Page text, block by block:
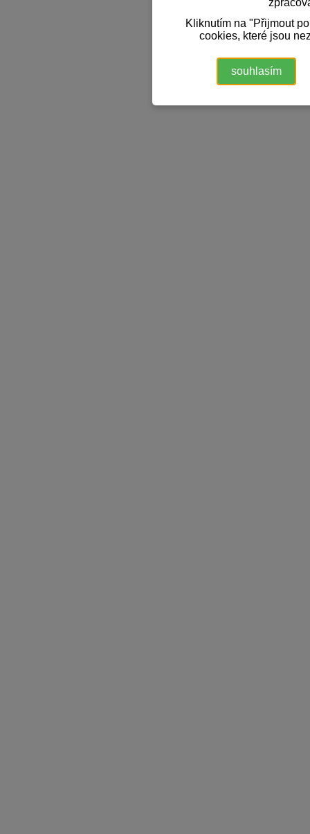
Kliknutím na "Přijmout
cookies, které jsou
souhlasím